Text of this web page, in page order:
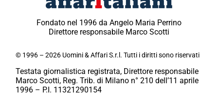
Fondato nel 1996 da Angelo Maria Perrino
Direttore responsabile Marco Scotti
© 1996 – 2026 Uomini & Affari S.r.l. Tutti i diritti sono riservati
Testata giornalistica registrata, Direttore responsabile
Marco Scotti, Reg. Trib. di Milano n° 210 dell’11 aprile
1996 – P.I. 11321290154